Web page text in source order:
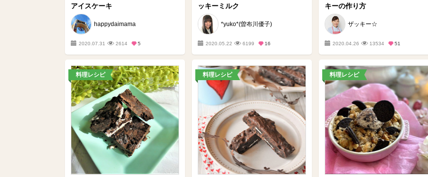
アイスケーキ
happydaimama
2020.07.31 2614 5
ッキーミルク
*yuko*(曽布川優子)
2020.05.22 6199 16
キーの作り方
ザッキー☆
2020.04.26 13534 51
料理レシピ 料理レシピ 料理レシピ